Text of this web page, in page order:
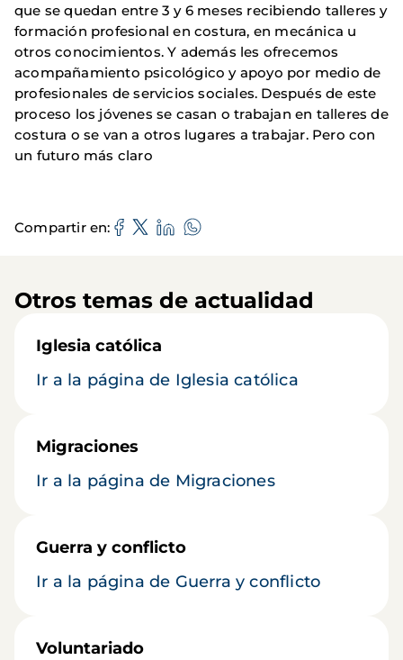
que se quedan entre 3 y 6 meses recibiendo talleres y
formación profesional en costura, en mecánica u
otros conocimientos. Y además les ofrecemos
acompañamiento psicológico y apoyo por medio de
profesionales de servicios sociales. Después de este
proceso los jóvenes se casan o trabajan en talleres de
costura o se van a otros lugares a trabajar. Pero con
un futuro más claro
Compartir en
Otros temas de actualidad
Iglesia católica
Ir a la página de Iglesia católica
Migraciones
Ir a la página de Migraciones
Guerra y conflicto
Ir a la página de Guerra y conflicto
Voluntariado